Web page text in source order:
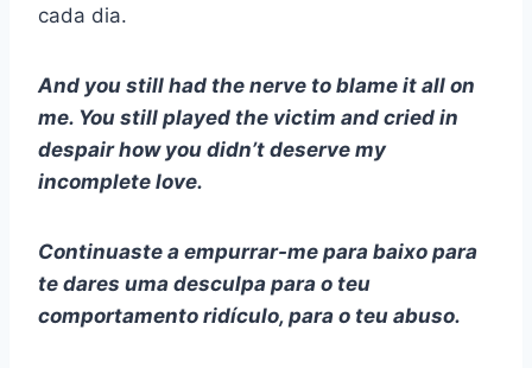
cada dia.
And you still had the nerve to blame it all on
me. You still played the victim and cried in
despair how you didn’t deserve my
incomplete love.
Continuaste a empurrar-me para baixo para
te dares uma desculpa para o teu
comportamento ridículo, para o teu abuso.